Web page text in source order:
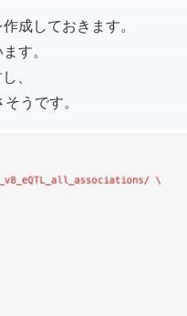
成しておきます。
す。
、
うです。